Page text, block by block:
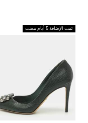
تمت الإضافة 5 أيام مضت